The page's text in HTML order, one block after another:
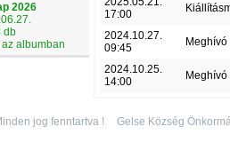
2026
db
albumban
17:00
2024.10.27.
09:45
Meghívó
2024.10.25.
14:00
Meghívó
jog fenntartva ! Gelse Község